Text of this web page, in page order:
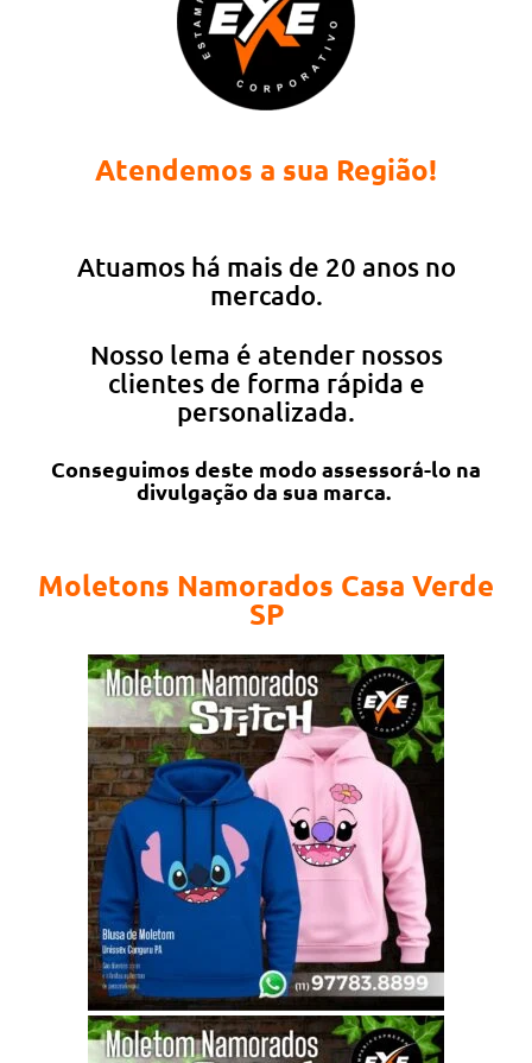
Atendemos a sua Região!
Atuamos há mais de 20 anos no
mercado.
Nosso lema é atender nossos
clientes de forma rápida e
personalizada.
Conseguimos deste modo assessorá-lo na
divulgação da sua marca.
Moletons Namorados Casa Verde
SP